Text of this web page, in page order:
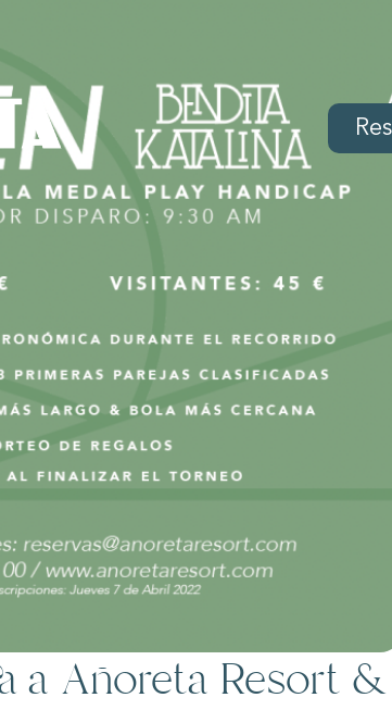
a Añoreta Resort &